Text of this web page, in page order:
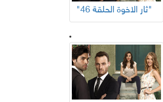
"ثار الاخوة الحلقة 46"